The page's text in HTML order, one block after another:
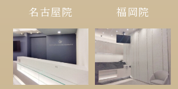
名古屋院 福岡院